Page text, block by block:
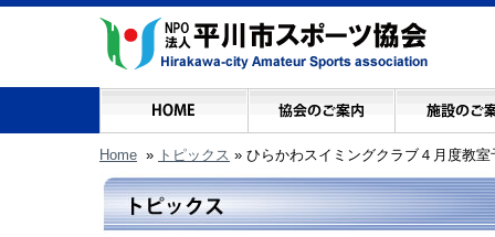
Home » トピックス » ひらかわスイミングクラブ４月度教